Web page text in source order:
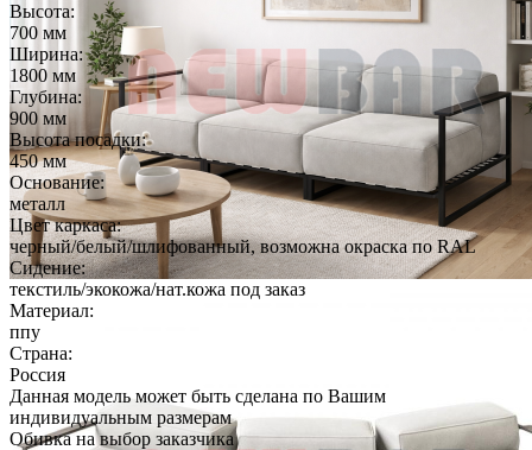
Высота:
700 мм
Ширина:
1800 мм
Глубина:
900 мм
Высота посадки:
450 мм
Основание:
металл
Цвет каркаса:
черный/белый/шлифованный, возможна окраска по RAL
Сидение:
текстиль/экокожа/нат.кожа под заказ
Материал:
ппу
Страна:
Россия
Данная модель может быть сделана по Вашим
индивидуальным размерам
Обивка на выбор заказчика